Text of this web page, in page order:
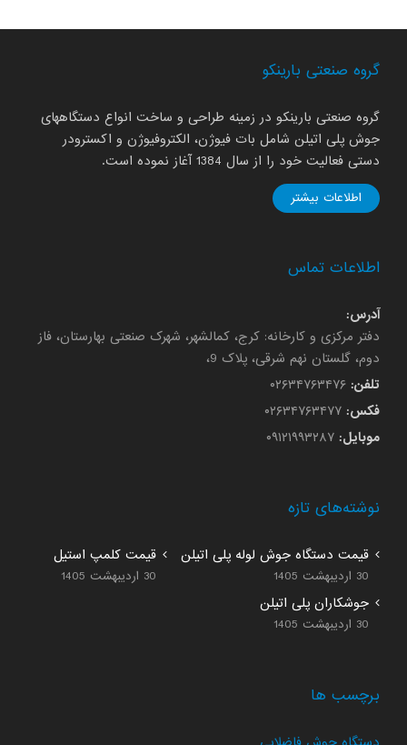
گروه صنعتی بارینکو
گروه صنعتی بارینکو در زمینه طراحی و ساخت انواع دستگاههای
جوش پلی اتیلن شامل بات فیوژن، الکتروفیوژن و اکسترودر
دستی فعالیت خود را از سال 1384 آغاز نموده است.
اطلاعات بیشتر
اطلاعات تماس
آدرس:
دفتر مرکزی و کارخانه: کرج، کمالشهر، شهرک صنعتی بهارستان، فاز
دوم، گلستان نهم شرقی، پلاک 9،
تلفن: ۰۲۶۳۴۷۶۳۴۷۶
فکس: ۰۲۶۳۴۷۶۳۴۷۷
موبایل: ۰۹۱۲۱۹۹۳۲۸۷
نوشته‌های تازه
قیمت دستگاه جوش لوله پلی اتیلن
30 اردیبهشت 1405
قیمت کلمپ استیل
30 اردیبهشت 1405
جوشکاران پلی اتیلن
30 اردیبهشت 1405
برچسب ها